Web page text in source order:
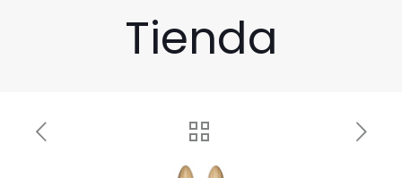
Tienda